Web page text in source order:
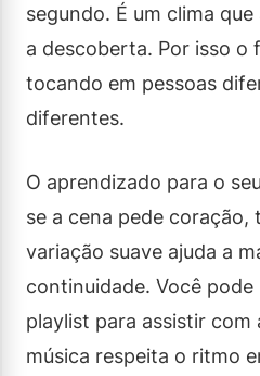
segundo. É um clima
a descoberta. Por isso o
tocando em pessoas
diferentes.
O aprendizado para o
se a cena pede coração,
variação suave ajuda a
continuidade. Você
playlist para assistir com
música respeita o ritmo